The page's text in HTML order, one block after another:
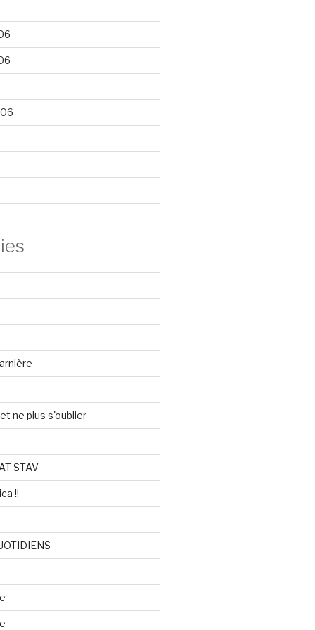
ne plus s'oublier
STAV
!!